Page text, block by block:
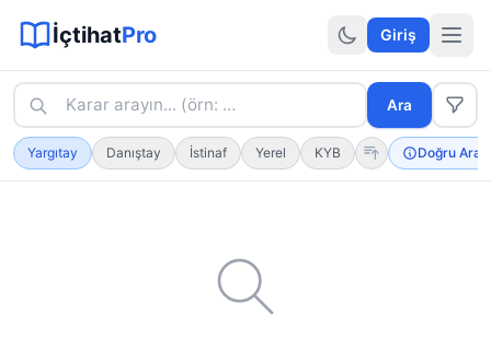
Hukuki Araçlar
İçtihatPro Giriş
Karar arayın... (örn: kıdem tazminatı · tam ifade için Ara
Yargıtay Danıştay İstinaf Yerel KYB Doğru